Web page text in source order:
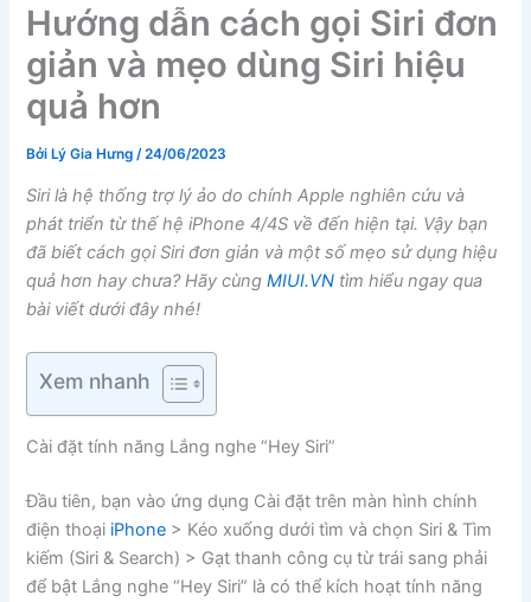
Hướng dẫn cách gọi Siri đơn
giản và mẹo dùng Siri hiệu
quả hơn
Bởi Lý Gia Hưng/24/06/2023
Siri là hệ thống trợ lý ảo do chính Apple nghiên cứu và
phát triển từ thế hệ iPhone 4/4S về đến hiện tại. Vậy bạn
đã biết cách gọi Siri đơn giản và một số mẹo sử dụng hiệu
quả hơn hay chưa? Hãy cùngMIUI.VN tìm hiểu ngay qua
bài viết dưới đây nhé!
Xem nhanh
Cài đặt tính năng Lắng nghe “Hey Siri”
Đầu tiên, bạn vào ứng dụng Cài đặt trên màn hình chính
điện thoại iPhone > Kéo xuống dưới tìm và chọn Siri & Tìm
kiếm (Siri & Search) > Gạt thanh công cụ từ trái sang phải
để bật Lắng nghe “Hey Siri” là có thể kích hoạt tính năng